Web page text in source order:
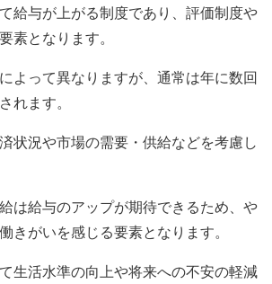
給与が上がる制度であり、評価制度や
素となります。
よって異なりますが、通常は年に数回
れます。
状況や市場の需要・供給などを考慮し
は給与のアップが期待できるため、や
きがいを感じる要素となります。
生活水準の向上や将来への不安の軽減